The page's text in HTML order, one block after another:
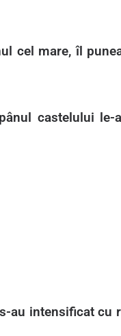
cel mare, îl
castelului
au intensificat cu